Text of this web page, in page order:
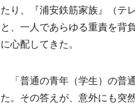
たり、『浦安鉄筋家族』（テ
と、一人であらゆる重責を背
に心配してきた。
「普通の青年（学生）の普
た。その答えが、意外にも突